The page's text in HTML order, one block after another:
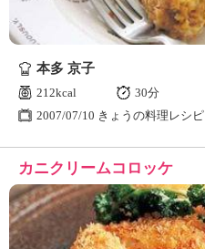
本多 京子
212kcal
30分
2007/07/10 きょうの料理レシピ
カニクリームコロッケ